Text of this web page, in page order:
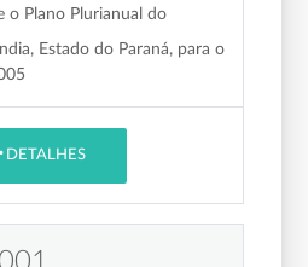
o Plano Plurianual do
Estado do Paraná, para o
DETALHES